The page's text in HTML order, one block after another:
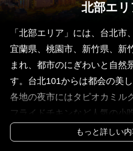
北部エリ
「北部エリア」には、台北市
宜蘭県、桃園市、新竹県、新
まれ、都市のにぎわいと自然
す。台北101からは都会の美
各地の夜市にはタピオカミル
フライドチキンなど人気の小
す。故宮博物院には豊富な歴
もっと詳しい